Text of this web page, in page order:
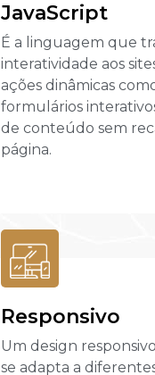
JavaScript
É a linguagem que
interatividade aos
ações dinâmicas
formulários
de conteúdo sem
página.
Responsivo
Um design
se adapta a